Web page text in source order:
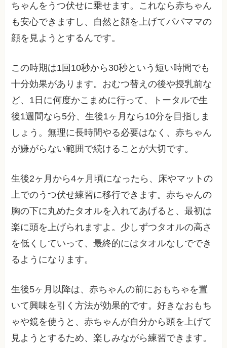
ちゃんをうつ伏せに乗せます。これなら赤ちゃん
も安心できますし、自然と顔を上げてパパママの
顔を見ようとするんです。
この時期は1回10秒から30秒という短い時間でも
十分効果があります。おむつ替えの後や授乳前な
ど、1日に何度かこまめに行って、トータルで生
後1週間なら5分、生後1ヶ月なら10分を目指しま
しょう。無理に長時間やる必要はなく、赤ちゃん
が嫌がらない範囲で続けることが大切です。
生後2ヶ月から4ヶ月頃になったら、床やマットの
上でのうつ伏せ練習に移行できます。赤ちゃんの
胸の下に丸めたタオルを入れてあげると、最初は
楽に頭を上げられますよ。少しずつタオルの高さ
を低くしていって、最終的にはタオルなしででき
るようになります。
生後5ヶ月以降は、赤ちゃんの前におもちゃを置
いて興味を引く方法が効果的です。好きなおもち
ゃや鏡を使うと、赤ちゃんが自分から頭を上げて
見ようとするため、楽しみながら練習できます。